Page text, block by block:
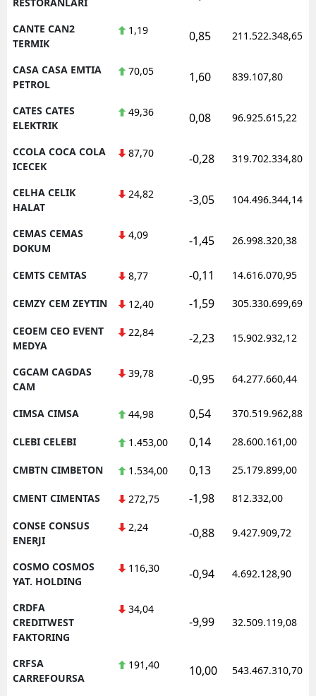
CANTE CAN2
TERMIK
1,19 0,85 211.522.348,65
CASA CASA EMTIA
PETROL
70,05 1,60 839.107,80
CATES CATES
ELEKTRIK
49,36 0,08 96.925.615,22
CCOLA COCA COLA
ICECEK
87,70 -0,28 319.702.334,80
CELHA CELIK
HALAT
24,82 -3,05 104.496.344,14
CEMAS CEMAS
DOKUM
4,09 -1,45 26.998.320,38
CEMTS CEMTAS 8,77 -0,11 14.616.070,95
CEMZY CEM ZEYTIN 12,40 -1,59 305.330.699,69
CEOEM CEO EVENT
MEDYA
22,84 -2,23 15.902.932,12
CGCAM CAGDAS
CAM
39,78 -0,95 64.277.660,44
CIMSA CIMSA 44,98 0,54 370.519.962,88
CLEBI CELEBI 1.453,00 0,14 28.600.161,00
CMBTN CIMBETON 1.534,00 0,13 25.179.899,00
CMENT CIMENTAS 272,75 -1,98 812.332,00
CONSE CONSUS
ENERJI
2,24 -0,88 9.427.909,72
COSMO COSMOS
YAT. HOLDING
116,30 -0,94 4.692.128,90
CRDFA
CREDITWEST
FAKTORING
34,04
-9,99 32.509.119,08
CRFSA
CARREFOURSA
191,40 10,00 543.467.310,70